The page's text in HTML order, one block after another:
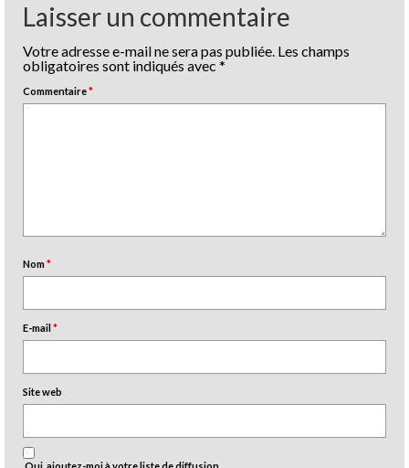
Laisser un commentaire
Votre adresse e-mail ne sera pas publiée. Les champs
obligatoires sont indiqués avec *
Commentaire*
Nom*
E-mail *
Site web